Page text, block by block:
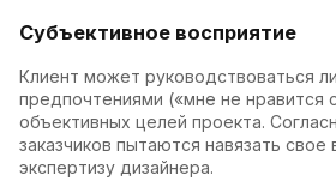
Субъективное восприятие
Клиент может руководствоваться
предпочтениями («мне не нравится
объективных целей проекта.
заказчиков пытаются навязать свое
экспертизу дизайнера.